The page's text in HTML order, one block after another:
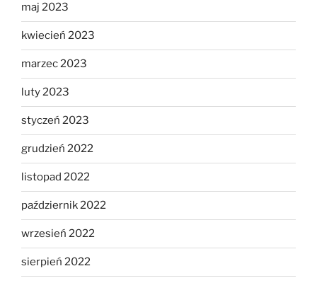
maj 2023
kwiecień 2023
marzec 2023
luty 2023
styczeń 2023
grudzień 2022
listopad 2022
październik 2022
wrzesień 2022
sierpień 2022